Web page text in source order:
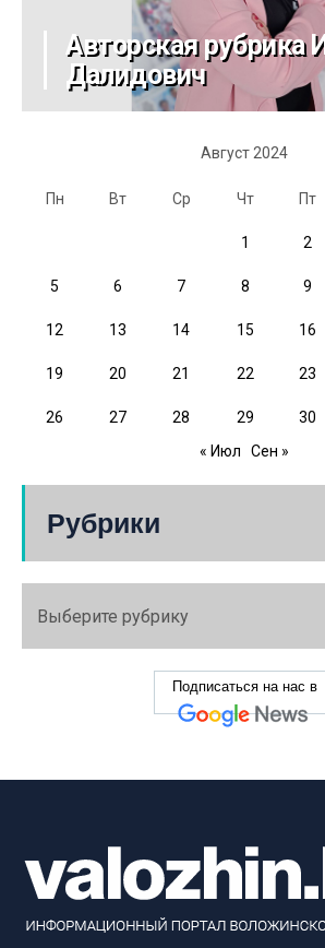
Авторская рубрика
Далидович
Август 2024
Пн Вт Ср Чт Пт
1 2
5 6 7 8 9
12 13 14 15 16
19 20 21 22 23
26 27 28 29 30
« Июл
Сен »
Рубрики
Подписаться на нас в